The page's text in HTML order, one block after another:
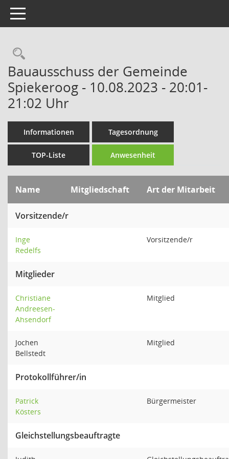
Toggle navigation
Rechercheauswahl
Bauausschuss der Gemeinde
Spiekeroog - 10.08.2023 - 20:01-
21:02 Uhr
Informationen Tagesordnung
TOP-Liste Anwesenheit
Name Mitgliedschaft Art der Mitarbeit
Vorsitzende/r
Inge
Redelfs
Vorsitzende/r
Mitglieder
Christiane
Andreesen-
Ahsendorf
Mitglied
Jochen
Bellstedt
Mitglied
Protokollführer/in
Patrick
Kösters
Bürgermeister
Gleichstellungsbeauftragte